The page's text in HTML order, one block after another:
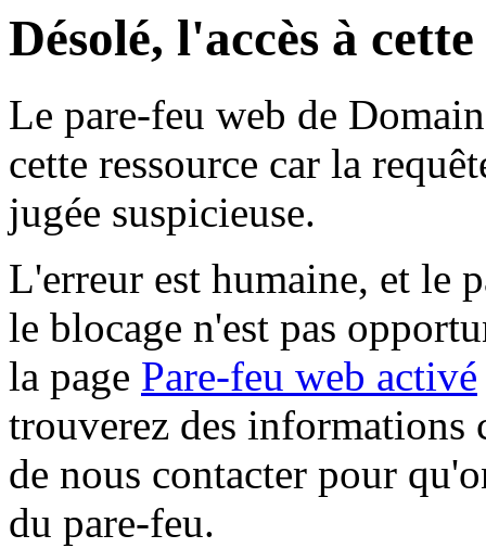
Désolé, l'accès à
Le pare-feu web de
cette ressource car la
jugée suspicieuse.
L'erreur est humaine, et le
le blocage n'est pas
la page Pare-feu web activé
trouverez des informations
de nous contacter pour
du pare-feu.